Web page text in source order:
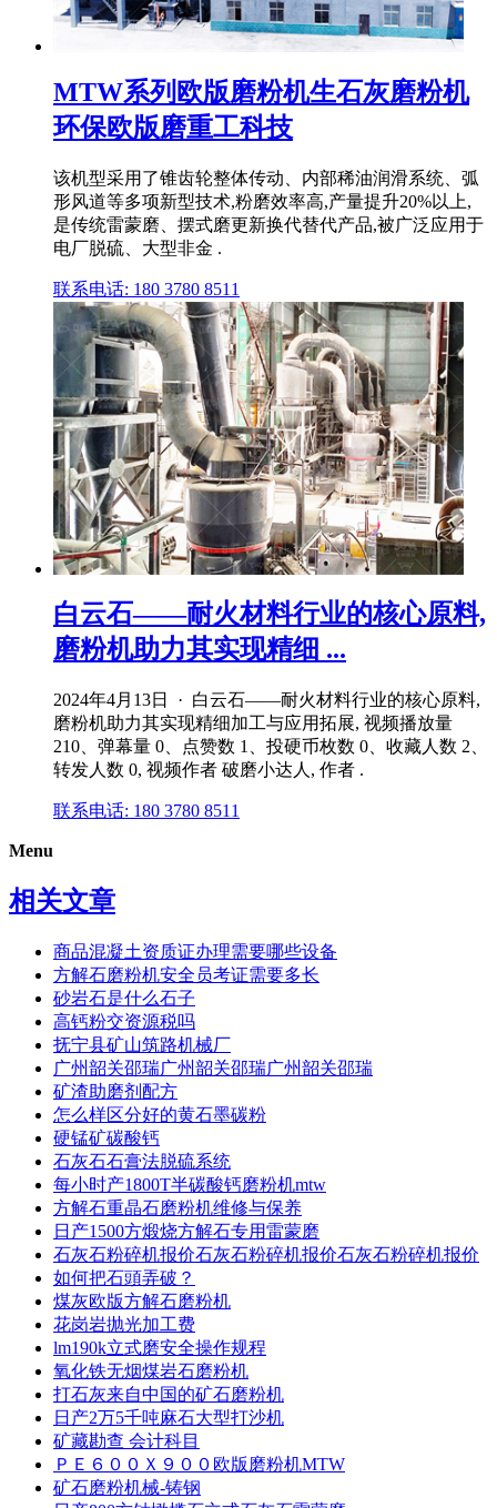
MTW系列欧版磨粉机生石灰磨粉机
环保欧版磨重工科技
该机型采用了锥齿轮整体传动、内部稀油润滑系统、弧
形风道等多项新型技术,粉磨效率高,产量提升20%以上,
是传统雷蒙磨、摆式磨更新换代替代产品,被广泛应用于
电厂脱硫、大型非金 .
联系电话: 180 3780 8511
白云石——耐火材料行业的核心原料,
磨粉机助力其实现精细 ...
2024年4月13日 · 白云石——耐火材料行业的核心原料,
磨粉机助力其实现精细加工与应用拓展, 视频播放量
210、弹幕量 0、点赞数 1、投硬币枚数 0、收藏人数 2、
转发人数 0, 视频作者 破磨小达人, 作者 .
联系电话: 180 3780 8511
Menu
相关文章
商品混凝土资质证办理需要哪些设备
方解石磨粉机安全员考证需要多长
砂岩石是什么石子
高钙粉交资源税吗
抚宁县矿山筑路机械厂
广州韶关邵瑞广州韶关邵瑞广州韶关邵瑞
矿渣助磨剂配方
怎么样区分好的黄石墨碳粉
硬锰矿碳酸钙
石灰石石膏法脱硫系统
每小时产1800T半碳酸钙磨粉机mtw
方解石重晶石磨粉机维修与保养
日产1500方煅烧方解石专用雷蒙磨
石灰石粉碎机报价石灰石粉碎机报价石灰石粉碎机报价
如何把石頭弄破？
煤灰欧版方解石磨粉机
花岗岩抛光加工费
lm190k立式磨安全操作规程
氧化铁无烟煤岩石磨粉机
打石灰来自中国的矿石磨粉机
日产2万5千吨麻石大型打沙机
矿藏勘查 会计科目
ＰＥ６００Ｘ９００欧版磨粉机MTW
矿石磨粉机械-铸钢